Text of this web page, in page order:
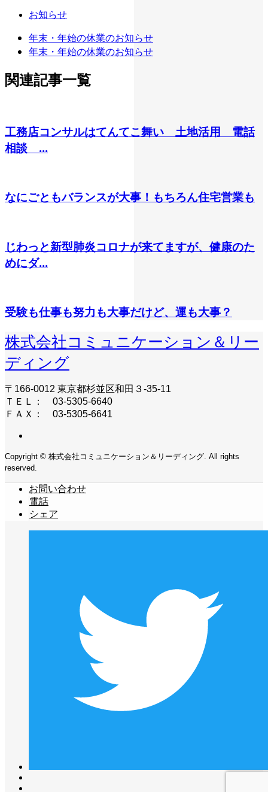
お知らせ
年末・年始の休業のお知らせ
年末・年始の休業のお知らせ
関連記事一覧
工務店コンサルはてんてこ舞い 土地活用 電話
相談 ...
なにごともバランスが大事！もちろん住宅営業も
じわっと新型肺炎コロナが来てますが、健康のた
めにダ...
受験も仕事も努力も大事だけど、運も大事？
株式会社コミュニケーション＆リー
ディング
〒166-0012 東京都杉並区和田３-35-11
ＴＥＬ： 03-5305-6640
ＦＡＸ： 03-5305-6641
Copyright © 株式会社コミュニケーション＆リーディング. All rights
reserved.
お問い合わせ
電話
シェア